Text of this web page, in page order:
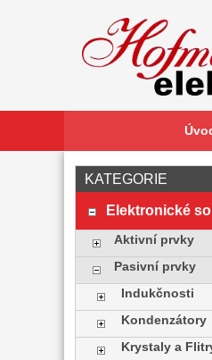
KATEGORIE
Elektronické
Aktivní prvky
Pasivní prvky
Indukčnosti
Kondenzátory
Krystaly a